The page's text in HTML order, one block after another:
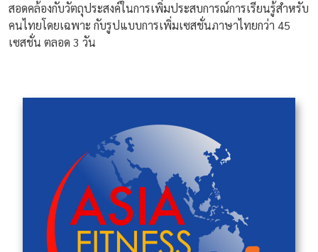
สอดคล้องกับวัตถุประสงค์ในการเพิ่มประสบการณ์การเรียนรู้สำหรับ
คนไทยโดยเฉพาะ กับรูปแบบการเพิ่มเซสชั่นภาษาไทยกว่า 45
เซสชั่น ตลอด 3 วัน